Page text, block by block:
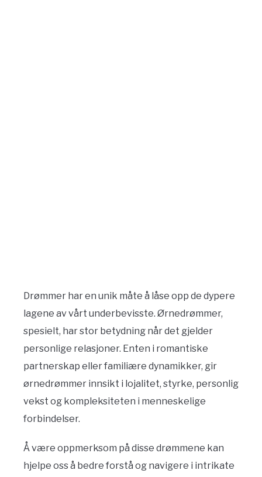
Drømmer har en unik måte å låse opp de dypere
lagene av vårt underbevisste. Ørnedrømmer,
spesielt, har stor betydning når det gjelder
personlige relasjoner. Enten i romantiske
partnerskap eller familiære dynamikker, gir
ørnedrømmer innsikt i lojalitet, styrke, personlig
vekst og kompleksiteten i menneskelige
forbindelser.
Å være oppmerksom på disse drømmene kan
hjelpe oss å bedre forstå og navigere i intrikate